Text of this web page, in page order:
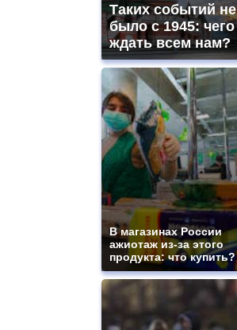
Таких событий не
было с 1945: чего
ждать всем нам?
В магазинах России
ажиотаж из-за этого
продукта: что купить?